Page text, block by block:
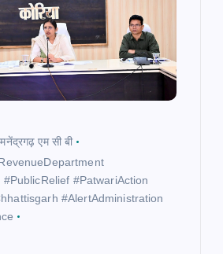
एम सी बी
#PatwariAction
#AlertAdministration